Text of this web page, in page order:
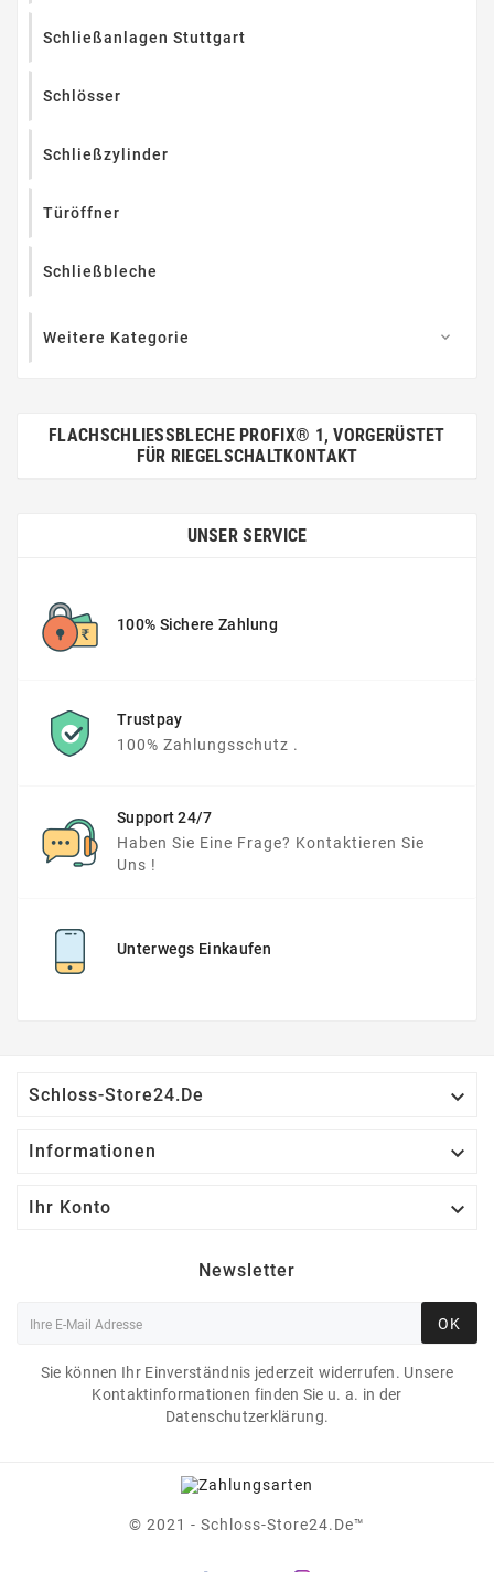
Schließanlagen Stuttgart
Schlösser
Schließzylinder
Türöffner
Schließbleche
Weitere Kategorie 
FLACHSCHLIESSBLECHE PROFIX® 1, VORGERÜSTET F
ÜR RIEGELSCHALTKONTAKT
UNSER SERVICE
100% Sichere Zahlung
Trustpay
100% Zahlungsschutz .
Support 24/7
Haben Sie Eine Frage? Kontaktieren Sie
Uns !
Unterwegs Einkaufen
Schloss-Store24.de 
Informationen 
Ihr Konto 
Newsletter
OK
Sie können Ihr Einverständnis jederzeit widerrufen. Unsere
Kontaktinformationen finden Sie u. a. in der
Datenschutzerklärung.
© 2021 - Schloss-Store24.de™